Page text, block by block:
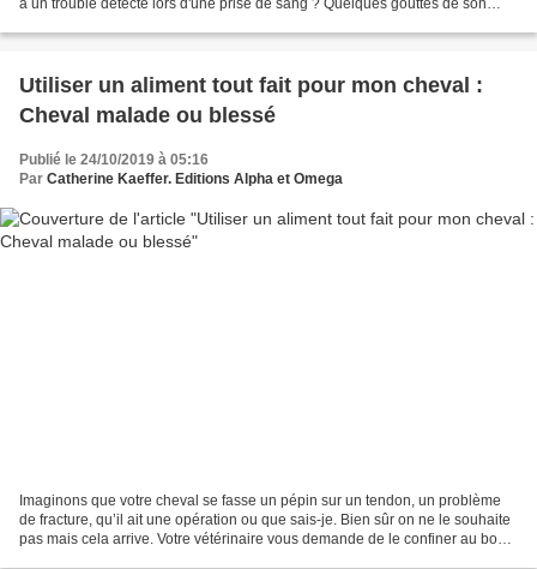
à un trouble détecté lors d'une prise de sang ? Quelques gouttes de son
Utiliser un aliment tout fait pour mon cheval :
Cheval malade ou blessé
Publié le 24/10/2019 à 05:16
Par Catherine Kaeffer. Editions Alpha et Omega
Imaginons que votre cheval se fasse un pépin sur un tendon, un problème
de fracture, qu’il ait une opération ou que sais-je. Bien sûr on ne le souhaite
pas mais cela arrive. Votre vétérinaire vous demande de le confiner au box